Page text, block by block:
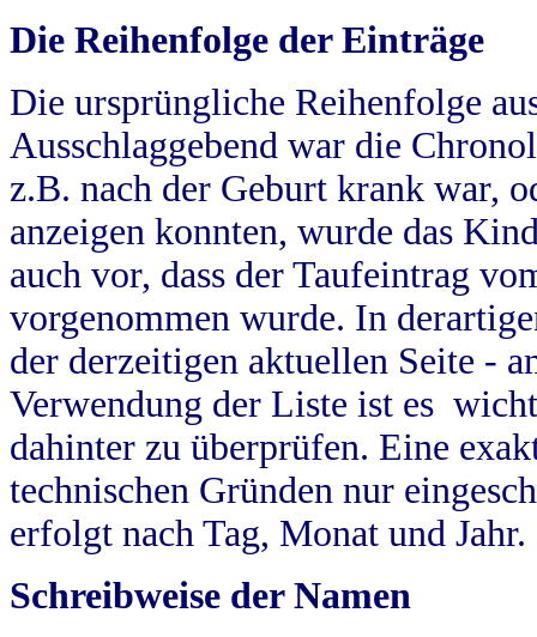
Die Reihenfolge der Einträge
Die ursprüngliche Reihenfolge
Ausschlaggebend war die
z.B. nach der Geburt krank war,
anzeigen konnten, wurde das
auch vor, dass der Taufeintrag
vorgenommen wurde. In
der derzeitigen aktuellen Seite -
Verwendung der Liste ist es
dahinter zu überprüfen. Eine
technischen Gründen nur
erfolgt nach Tag, Monat und Jahr.
Schreibweise der Namen